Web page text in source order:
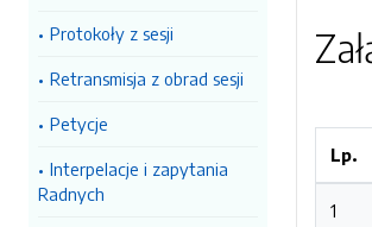
Protokoły z sesji
Retransmisja z obrad sesji
Petycje
Interpelacje i zapytania
Radnych
Lp.
1